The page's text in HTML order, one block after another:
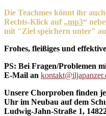
Die Teachmes könnt ihr
Rechts-Klick auf „mp3“
mit "Ziel speichern unter"
Frohes, fleißiges und
PS: Bei Fragen/Problemen
E-Mail an
Unsere Chorproben finden
Uhr im Neubau auf dem
Ludwig-Jahn-Straße 1,